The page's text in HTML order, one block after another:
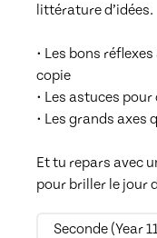
littérature d’idées.
• Les bons
copie
• Les astuces
• Les grands axes
Et tu repars avec
pour briller le jour
Seconde (Year